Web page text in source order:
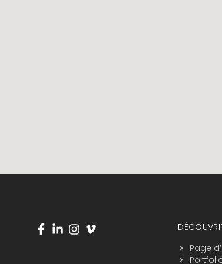
Visitez-nous sur les réseaux sociaux
Page